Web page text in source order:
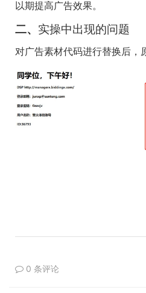
以期提高广告效果。
二、 实操中出现的问题
对广告素材代码进行替换后，
0 条评论